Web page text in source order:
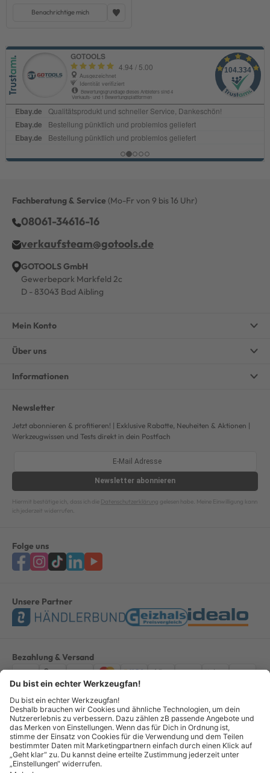
Benachrichtige mich
Fachberatung & Service (Mo-Fr von 9 bis 16 Uhr)
08061-34616-16
verkaufsteam@gotools.de
GOTOOLS GmbH
Gewerbepark Markfeld 2c
D - 83043 Bad Aibling
Mein Konto
Über uns
Informationen
Newsletter
Jetzt abonnieren & profitieren! | Exklusive Rabatte, Neuheiten & Aktionen |
Werkzeugwissen und Tests direkt in dein Postfach
Newsletter abonnieren
Hiermit bestätige ich, dass ich die Datenschutzerklärung gelesen habe. Meine Einwilligung kann
ich jederzeit widerrufen.
Folge uns
Unsere Partner
Bezahlung & Versand
ImpressumAGBDatenschutzWiderruf Vertrag widerrufen
Alle Preise verstehen sich inkl. ges. MwSt. *Kostenloser Versand innerhalb
Deutschlands, bei Bestellungen ab 100,00 Euro.
© Copyright 2026 GOTOOLS GmbH - Alle Rechte vorbehalten. powered by
createyourtemplate